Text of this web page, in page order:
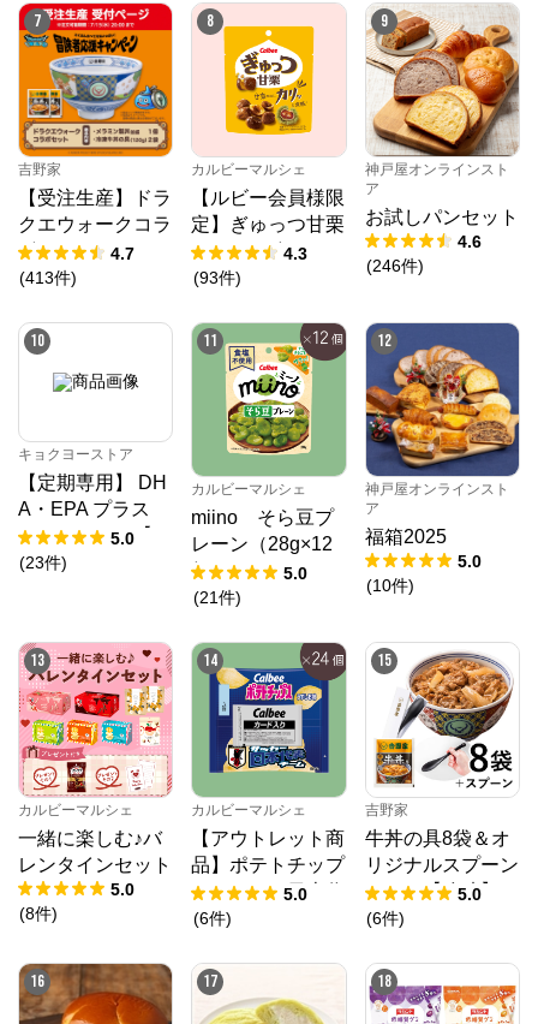
7
吉野家
【受注生産】ドラ
クエウォークコラ
ボセット
4.7
(413件)
8
カルビーマルシェ
【ルビー会員様限
定】ぎゅっつ甘栗
（26g×12個）
4.3
(93件)
9
神戸屋オンラインスト
ア
お試しパンセット
4.6
(246件)
10
キョクヨーストア
【定期専用】 DH
A・EPA プラス
クリルオイル【1
0%OFF】
5.0
(23件)
11
カルビーマルシェ
miino そら豆プ
レーン（28g×12
個）
5.0
(21件)
12
神戸屋オンラインスト
ア
福箱2025
5.0
(10件)
13
カルビーマルシェ
一緒に楽しむ♪バ
レンタインセット
5.0
(8件)
14
カルビーマルシェ
【アウトレット商
品】ポテトチップ
スサッカー日本代
表チーム2024（2
限2025年10月31
日
5.0
(6件)
15
吉野家
牛丼の具8袋＆オ
リジナルスプーン
セット【冷凍】
5.0
(6件)
16 17 18
マルコメオンラインショップ
公式ECサイト
※外部サイトが開きます
マルコメオンラインショップ
マルコメオンラインショップは、「美味しさを通じて
小さな幸せ体験をお届けしたい」をコンセプトに、安
心・安全な食品を扱うマルコメが運営する公式オンラ
インショップです。